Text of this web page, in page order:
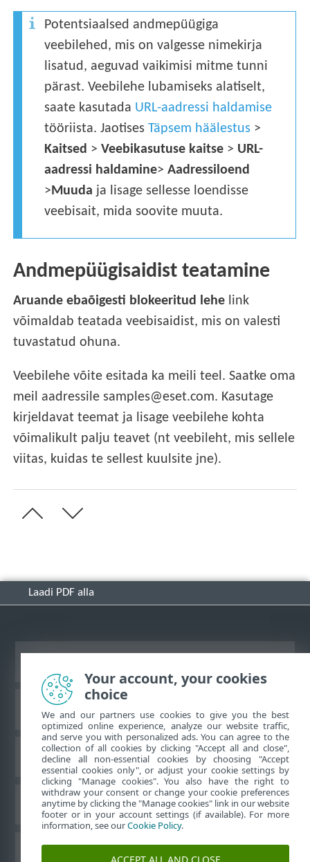
Potentsiaalsed andmepüügiga
veebilehed, mis on valgesse nimekirja
lisatud, aeguvad vaikimisi mitme tunni
pärast. Veebilehe lubamiseks alatiselt,
saate kasutada URL-aadressi haldamise
tööriista. JaotisesTäpsem häälestus >
Kaitsed >Veebikasutuse kaitse > URL-
aadressi haldamine>Aadressiloend
>Muuda ja lisage sellesse loendisse
veebisait, mida soovite muuta.
Andmepüügisaidist teatamine
Aruande ebaõigesti blokeeritud lehe link
võimaldab teatada veebisaidist, mis on valesti
tuvastatud ohuna.
Veebilehe võite esitada ka meili teel. Saatke oma
meil aadressile samples@eset.com. Kasutage
kirjeldavat teemat ja lisage veebilehe kohta
võimalikult palju teavet (nt veebileht, mis sellele
viitas, kuidas te sellest kuulsite jne).
Laadi PDF alla
ESET-i teabebaas
ESET-i foorum
Piirkondlik tugi
Your account, your cookies
choice
We and our partners use cookies to give you the best
optimized online experience, analyze our website traffic,
and serve you with personalized ads. You can agree to the
collection of all cookies by clicking "Accept all and close",
decline all non-essential cookies by choosing "Accept
essential cookies only", or adjust your cookie settings by
clicking "Manage cookies". You also have the right to
withdraw your consent or change your cookie preferences
anytime by clicking the "Manage cookies" link in our website
footer or in your account settings (if available). For more
information, see ourCookie Policy.